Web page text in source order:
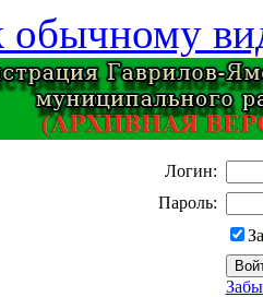
обычному
Логин:
Пароль: